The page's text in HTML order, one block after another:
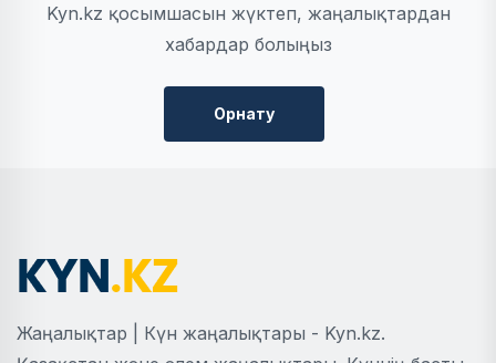
Kyn.kz қосымшасын жүктеп, жаңалықтардан
хабардар болыңыз
Орнату
Жаңалықтар | Күн жаңалықтары - Kyn.kz.